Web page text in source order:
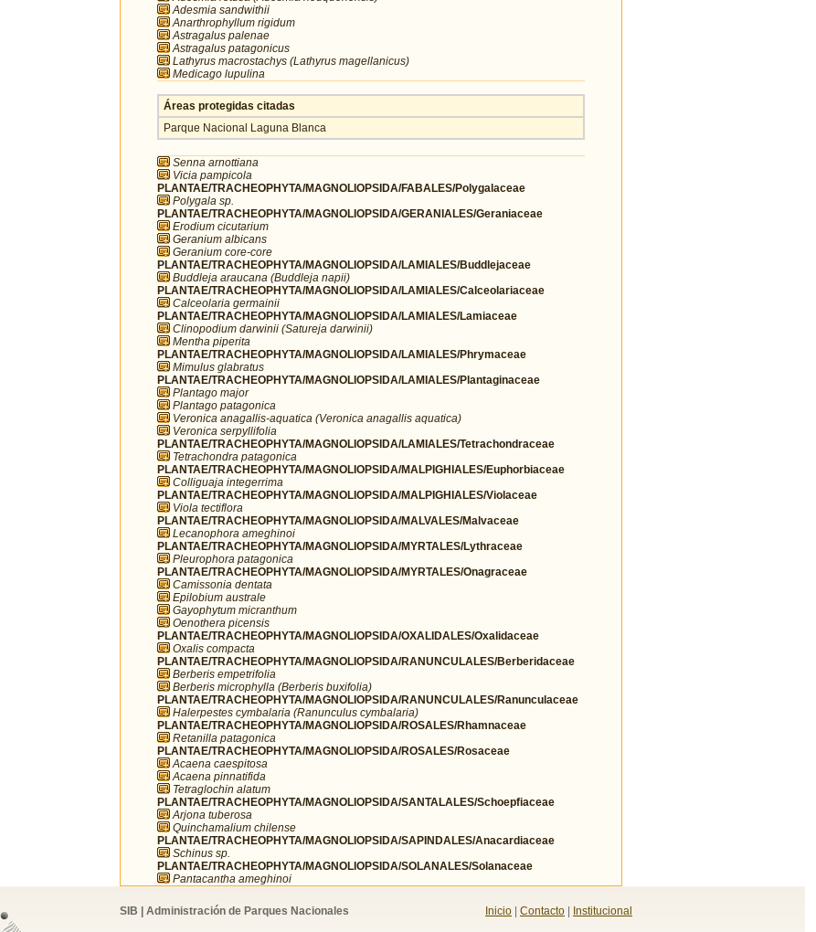
Adesmia sandwithii
Anarthrophyllum rigidum
Astragalus palenae
Astragalus patagonicus
Lathyrus macrostachys (Lathyrus magellanicus)
Medicago lupulina
Áreas protegidas citadas
Parque Nacional Laguna Blanca
Senna arnottiana
Vicia pampicola
PLANTAE/TRACHEOPHYTA/MAGNOLIOPSIDA/FABALES/Polygalaceae
Polygala sp.
PLANTAE/TRACHEOPHYTA/MAGNOLIOPSIDA/GERANIALES/Geraniaceae
Erodium cicutarium
Geranium albicans
Geranium core-core
PLANTAE/TRACHEOPHYTA/MAGNOLIOPSIDA/LAMIALES/Buddlejaceae
Buddleja araucana (Buddleja napii)
PLANTAE/TRACHEOPHYTA/MAGNOLIOPSIDA/LAMIALES/Calceolariaceae
Calceolaria germainii
PLANTAE/TRACHEOPHYTA/MAGNOLIOPSIDA/LAMIALES/Lamiaceae
Clinopodium darwinii (Satureja darwinii)
Mentha piperita
PLANTAE/TRACHEOPHYTA/MAGNOLIOPSIDA/LAMIALES/Phrymaceae
Mimulus glabratus
PLANTAE/TRACHEOPHYTA/MAGNOLIOPSIDA/LAMIALES/Plantaginaceae
Plantago major
Plantago patagonica
Veronica anagallis-aquatica (Veronica anagallis aquatica)
Veronica serpyllifolia
PLANTAE/TRACHEOPHYTA/MAGNOLIOPSIDA/LAMIALES/Tetrachondraceae
Tetrachondra patagonica
PLANTAE/TRACHEOPHYTA/MAGNOLIOPSIDA/MALPIGHIALES/Euphorbiaceae
Colliguaja integerrima
PLANTAE/TRACHEOPHYTA/MAGNOLIOPSIDA/MALPIGHIALES/Violaceae
Viola tectiflora
PLANTAE/TRACHEOPHYTA/MAGNOLIOPSIDA/MALVALES/Malvaceae
Lecanophora ameghinoi
PLANTAE/TRACHEOPHYTA/MAGNOLIOPSIDA/MYRTALES/Lythraceae
Pleurophora patagonica
PLANTAE/TRACHEOPHYTA/MAGNOLIOPSIDA/MYRTALES/Onagraceae
Camissonia dentata
Epilobium australe
Gayophytum micranthum
Oenothera picensis
PLANTAE/TRACHEOPHYTA/MAGNOLIOPSIDA/OXALIDALES/Oxalidaceae
Oxalis compacta
PLANTAE/TRACHEOPHYTA/MAGNOLIOPSIDA/RANUNCULALES/Berberidaceae
Berberis empetrifolia
Berberis microphylla (Berberis buxifolia)
PLANTAE/TRACHEOPHYTA/MAGNOLIOPSIDA/RANUNCULALES/Ranunculaceae
Halerpestes cymbalaria (Ranunculus cymbalaria)
PLANTAE/TRACHEOPHYTA/MAGNOLIOPSIDA/ROSALES/Rhamnaceae
Retanilla patagonica
PLANTAE/TRACHEOPHYTA/MAGNOLIOPSIDA/ROSALES/Rosaceae
Acaena caespitosa
Acaena pinnatifida
Tetraglochin alatum
PLANTAE/TRACHEOPHYTA/MAGNOLIOPSIDA/SANTALALES/Schoepfiaceae
Arjona tuberosa
Quinchamalium chilense
PLANTAE/TRACHEOPHYTA/MAGNOLIOPSIDA/SAPINDALES/Anacardiaceae
Schinus sp.
PLANTAE/TRACHEOPHYTA/MAGNOLIOPSIDA/SOLANALES/Solanaceae
Pantacantha ameghinoi
SIB | Administración de Parques Nacionales Inicio | Contacto | Institucional